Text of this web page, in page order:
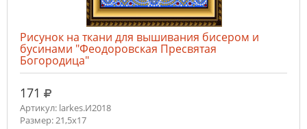
Рисунок на ткани для вышивания бисером и
бусинами "Феодоровская Пресвятая
Богородица"
171 руб.
Артикул: larkes.И2018
Размер: 21,5х17